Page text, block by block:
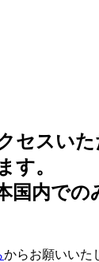
セスいた
す。
国内での
からお願いいた